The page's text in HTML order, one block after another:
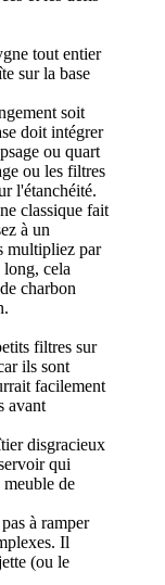
tout entier
sur la base
soit
doit intégrer
ou quart
ou les filtres
l'étanchéité.
classique fait
à un
multipliez par
long, cela
charbon
filtres sur
ils sont
facilement
avant
disgracieux
qui
de
à ramper
Il
(ou le